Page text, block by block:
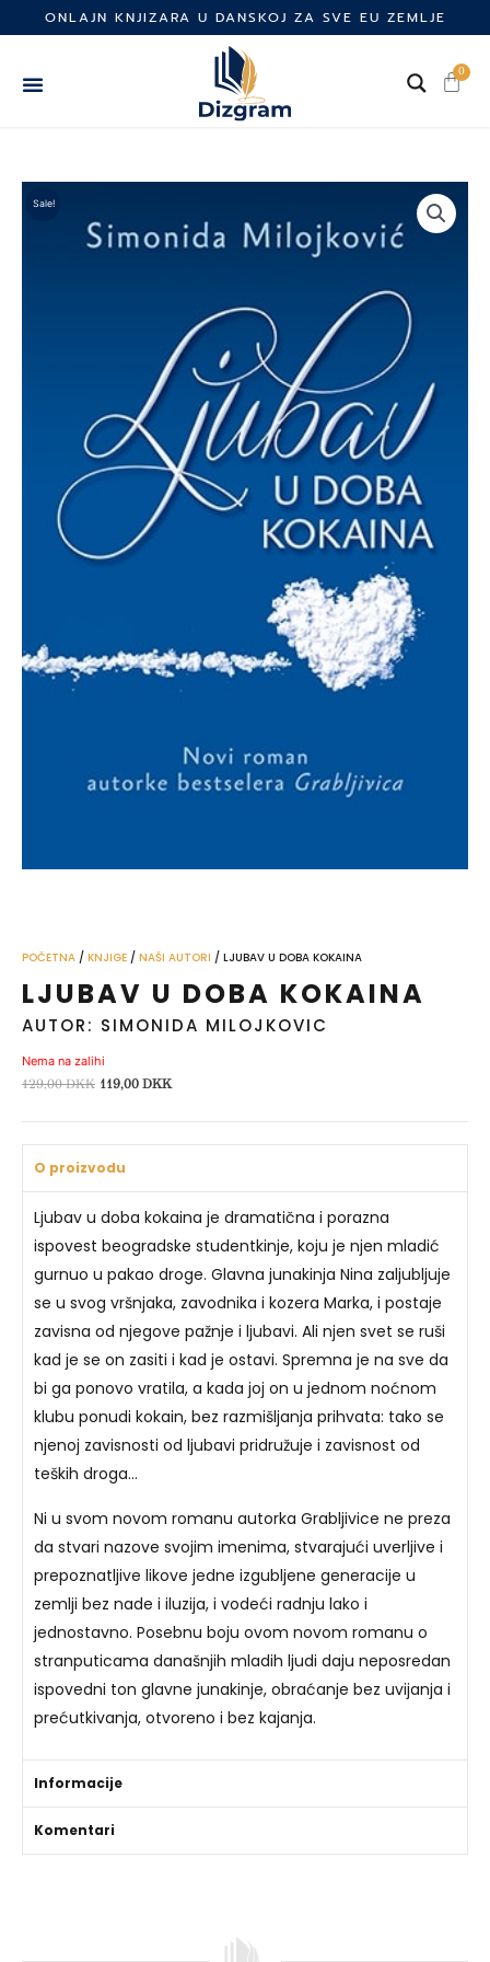
to
ONLAJN KNJIZARA U DANSKOJ ZA SVE EU ZEMLJE
0
Cart
Sale!
POČETNA / KNJIGE / NAŠI AUTORI / LJUBAV U DOBA KOKAINA
LJUBAV U DOBA KOKAINA
AUTOR: SIMONIDA MILOJKOVIC
Nema na zalihi
129,00DKK Izvorna
119,00 DKKTrenutna
O proizvodu
Ljubav u doba kokaina je dramatična i porazna
ispovest beogradske studentkinje, koju je njen mladić
gurnuo u pakao droge. Glavna junakinja Nina zaljubljuje
se u svog vršnjaka, zavodnika i kozera Marka, i postaje
zavisna od njegove pažnje i ljubavi. Ali njen svet se ruši
kad je se on zasiti i kad je ostavi. Spremna je na sve da
bi ga ponovo vratila, a kada joj on u jednom noćnom
klubu ponudi kokain, bez razmišljanja prihvata: tako se
njenoj zavisnosti od ljubavi pridružuje i zavisnost od
teških droga…
Ni u svom novom romanu autorka Grabljivice ne preza
da stvari nazove svojim imenima, stvarajući uverljive i
prepoznatljive likove jedne izgubljene generacije u
zemlji bez nade i iluzija, i vodeći radnju lako i
jednostavno. Posebnu boju ovom novom romanu o
stranputicama današnjih mladih ljudi daju neposredan
ispovedni ton glavne junakinje, obraćanje bez uvijanja i
prećutkivanja, otvoreno i bez kajanja.
Informacije
Komentari